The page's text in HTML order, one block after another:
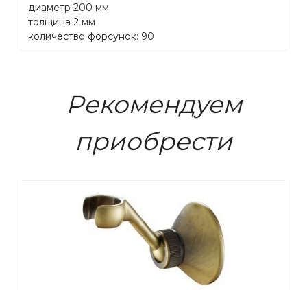
диаметр 200 мм
толщина 2 мм
количество форсунок: 90
Рекомендуем
приобрести